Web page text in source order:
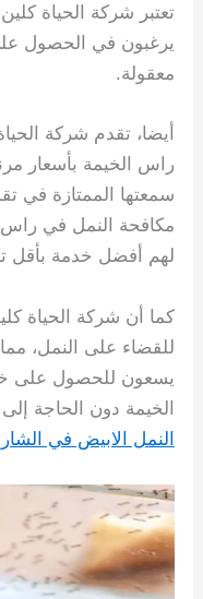
تعتبر شركة الحياة كلين
يرغبون في الحصول
معقولة.
أيضا، تقدم شركة
راس الخيمة بأسعار
سمعتها الممتازة في
مكافحة النمل في راس
لهم أفضل خدمة بأقل
كما أن شركة الحياة
للقضاء على النمل، مما
يسعون للحصول على
الخيمة دون الحاجة
النمل الابيض في